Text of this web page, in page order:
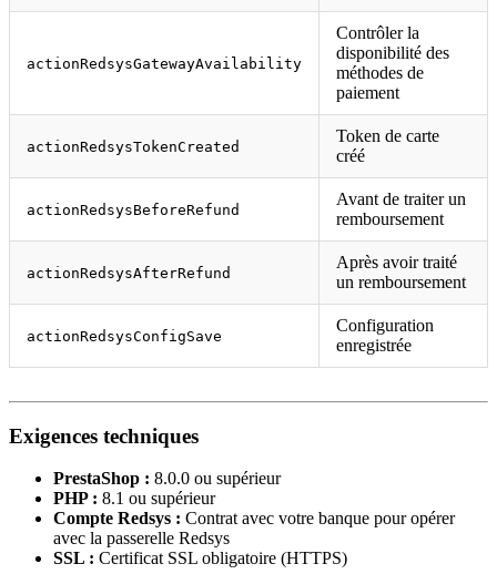
actionRedsysGatewayAvailability
Contrôler la
disponibilité des
méthodes de
paiement
actionRedsysTokenCreated
Token de carte
créé
actionRedsysBeforeRefund
Avant de traiter un
remboursement
actionRedsysAfterRefund
Après avoir traité
un remboursement
actionRedsysConfigSave
Configuration
enregistrée
Exigences techniques
PrestaShop : 8.0.0 ou supérieur
PHP : 8.1 ou supérieur
Compte Redsys : Contrat avec votre banque pour opérer
avec la passerelle Redsys
SSL : Certificat SSL obligatoire (HTTPS)